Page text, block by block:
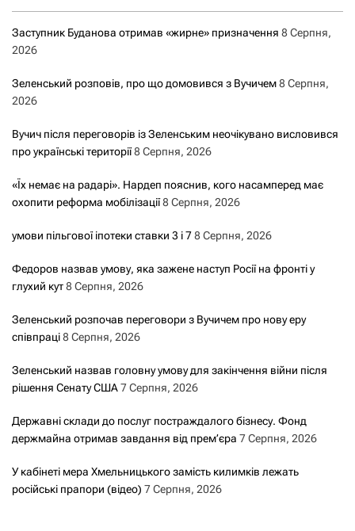
Заступник Буданова отримав «жирне» призначення 8 Серпня,
2026
Зеленський розповів, про що домовився з Вучичем8 Серпня,
2026
Вучич після переговорів із Зеленським неочікувано висловився
про українські території8 Серпня, 2026
«Їх немає на радарі». Нардеп пояснив, кого насамперед має
охопити реформа мобілізації8 Серпня, 2026
умови пільгової іпотеки ставки 3 і 78 Серпня, 2026
Федоров назвав умову, яка зажене наступ Росії на фронті у
глухий кут8 Серпня, 2026
Зеленський розпочав переговори з Вучичем про нову еру
співпраці8 Серпня, 2026
Зеленський назвав головну умову для закінчення війни після
рішення Сенату США7 Серпня, 2026
Державні склади до послуг постраждалого бізнесу. Фонд
держмайна отримав завдання від прем’єра 7 Серпня, 2026
У кабінеті мера Хмельницького замість килимків лежать
російські прапори (відео) 7 Серпня, 2026